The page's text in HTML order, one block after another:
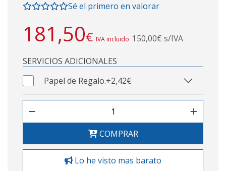
Sé el primero en valorar
181,50€ IVA incluido 150,00€ s/IVA
SERVICIOS ADICIONALES
Papel de Regalo.+2,42€
COMPRAR
Lo he visto mas barato